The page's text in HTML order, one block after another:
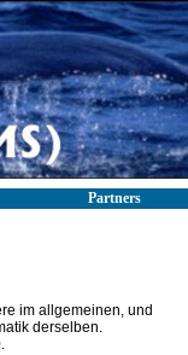
Partners
im allgemeinen, und
derselben.